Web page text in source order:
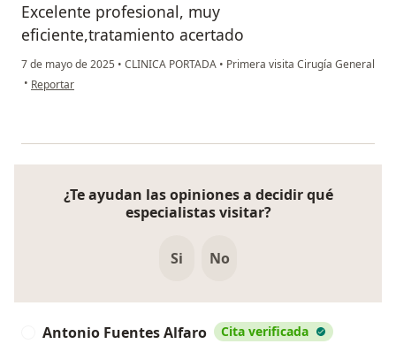
Excelente profesional, muy
eficiente,tratamiento acertado
7 de mayo de 2025 • CLINICA PORTADA • Primera visita Cirugía General
• en opinión del usuario Jacqueline
Reportar
¿Te ayudan las opiniones a decidir qué
especialistas visitar?
Si No
Antonio Fuentes Alfaro Cita verificada